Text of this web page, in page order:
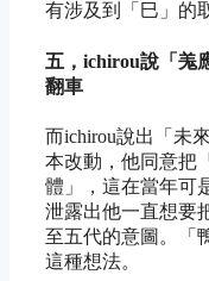
有涉及到「巳」的
五，ichirou說「羗
翻車
而ichirou說出「未
本改動，他同意把
體」，這在當年可
泄露出他一直想要
至五代的意圖。「
這種想法。